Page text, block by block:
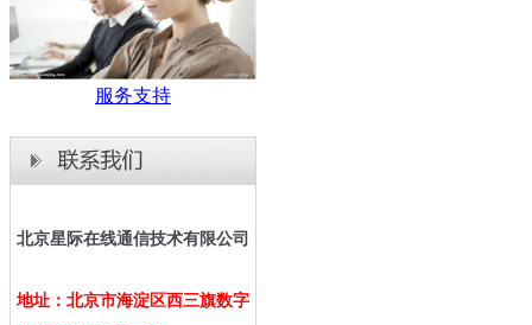
服务支持
北京星际在线通信技术有限公司
地址：北京市海淀区西三旗数字